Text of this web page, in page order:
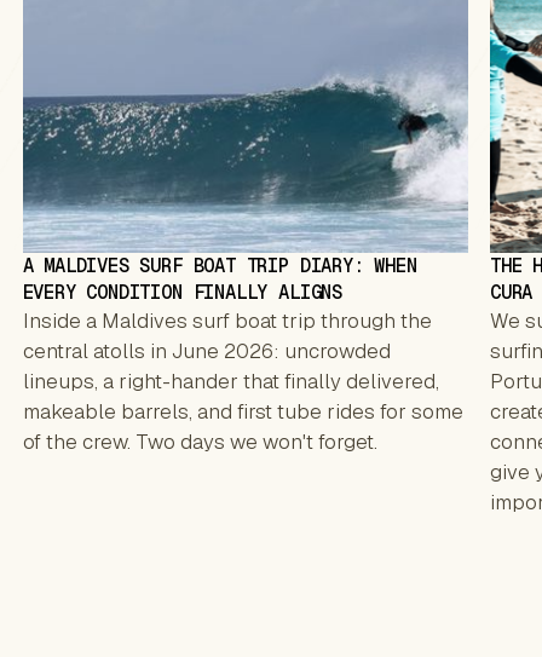
A MALDIVES SURF BOAT TRIP DIARY: WHEN
EVERY CONDITION FINALLY ALIGNS
Inside a Maldives surf boat trip through the
central atolls in June 2026: uncrowded
lineups, a right-hander that finally delivered,
makeable barrels, and first tube rides for some
of the crew. Two days we won't forget.
THE
CURA
We
give